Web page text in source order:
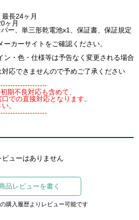
長24ヶ月
ヶ月
、単三形乾電池x1、保証書、保証規定
カーサイトをご確認ください。
・色・仕様等は予告なく変更される場合
応できませんので予めご了承ください
期不良対応も含めて、
での直接対応となります。
。
ビューはありません
品レビューを書く
購入履歴よりレビュー可能です